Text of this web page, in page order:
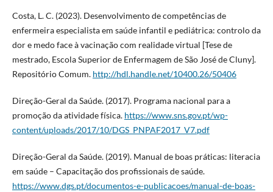
Costa, L. C. (2023). Desenvolvimento de competências de
enfermeira especialista em saúde infantil e pediátrica: controlo da
dor e medo face à vacinação com realidade virtual [Tese de
mestrado, Escola Superior de Enfermagem de São José de Cluny].
Repositório Comum. http://hdl.handle.net/10400.26/50406
Direção-Geral da Saúde. (2017). Programa nacional para a
promoção da atividade física. https://www.sns.gov.pt/wp-
content/uploads/2017/10/DGS_PNPAF2017_V7.pdf
Direção-Geral da Saúde. (2019). Manual de boas práticas: literacia
em saúde – Capacitação dos profissionais de saúde.
https://www.dgs.pt/documentos-e-publicacoes/manual-de-boas-